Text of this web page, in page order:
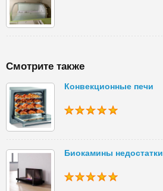
Смотрите также
Конвекционные печи
Биокамины недостатки